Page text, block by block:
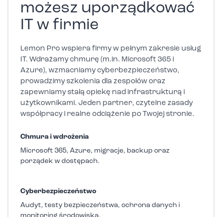
możesz uporządkować
IT w firmie
Lemon Pro wspiera firmy w pełnym zakresie usług
IT. Wdrażamy chmurę (m.in. Microsoft 365 i
Azure), wzmacniamy cyberbezpieczeństwo,
prowadzimy szkolenia dla zespołów oraz
zapewniamy stałą opiekę nad infrastrukturą i
użytkownikami. Jeden partner, czytelne zasady
współpracy i realne odciążenie po Twojej stronie.
Chmura i wdrożenia
Microsoft 365, Azure, migracje, backup oraz
porządek w dostępach.
Cyberbezpieczeństwo
Audyt, testy bezpieczeństwa, ochrona danych i